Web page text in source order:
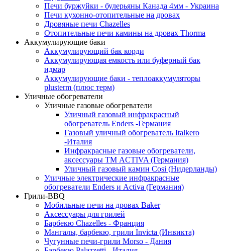
Печи буржуйки - булерьяны Канада 4мм - Украина
Печи кухонно-отопительные на дровах
Дровяные печи Chazelles
Отопительные печи камины на дровах Thorma
Аккумулирующие баки
Аккумулирующий бак корди
Аккумулирующая емкость или буферный бак
идмар
Аккумулирующие баки - теплоаккумуляторы
plusterm (плюс терм)
Уличные обогреватели
Уличные газовые обогреватели
Уличный газовый инфракрасный
обогреватель Enders -Германия
Газовый уличный обогреватель Italkero
-Италия
Инфракрасные газовые обогреватели,
аксессуары ТМ ACTIVA (Германия)
Уличный газовый камин Cosi (Нидерланды)
Уличные электрические инфракрасные
обогреватели Enders и Activa (Германия)
Грили-BBQ
Мобильные печи на дровах Baker
Аксессуары для грилей
Барбекю Chazelles - Франция
Мангалы, барбекю, грили Invicta (Инвикта)
Чугунные печи-грили Morso - Дания